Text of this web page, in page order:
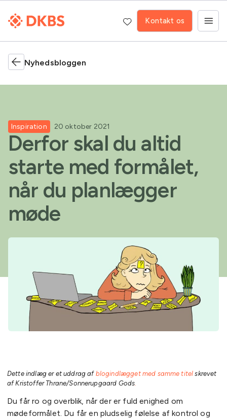
Kontakt os
Nyhedsbloggen
Inspiration 20 oktober 2021
Derfor skal du altid
starte med formålet,
når du planlægger
møde
Dette indlæg er et uddrag af blogindlægget med samme titelskrevet
af Kristoffer Thrane/Sonnerupgaard Gods.
Du får ro og overblik, når der er fuld enighed om
mødeformålet. Du får en pludselig følelse af kontrol og